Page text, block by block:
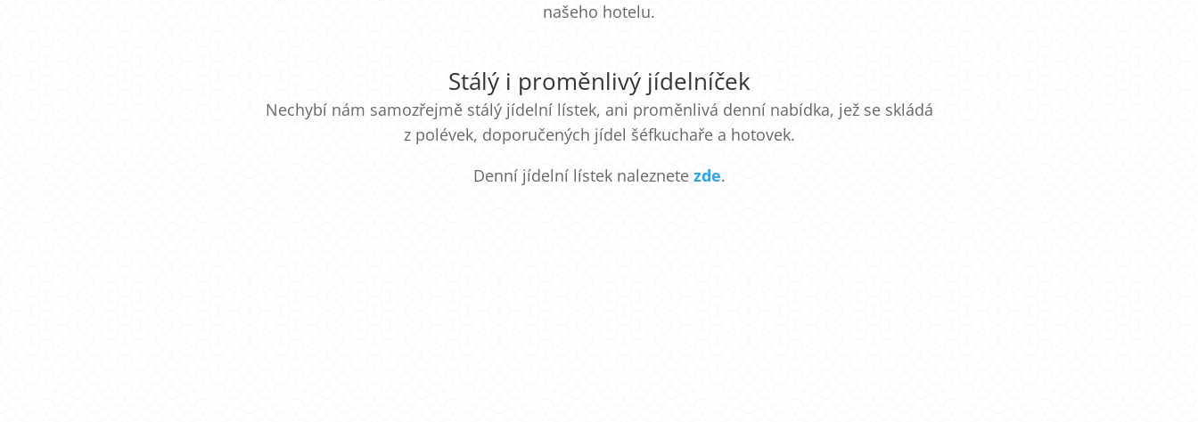
našeho hotelu.
Stálý i proměnlivý jídelníček
Nechybí nám samozřejmě stálý jídelní lístek, ani proměnlivá denní nabídka, jež se skládá
z polévek, doporučených jídel šéfkuchaře a hotovek.
Denní jídelní lístek naleznete zde.